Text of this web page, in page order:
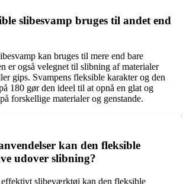
slibesvamp bruges til andet end
kan bruges til mere end bare
er også velegnet til slibning af materialer
gips. Svampens fleksible karakter og den
180 gør den ideel til at opnå en glat og
forskellige materialer og genstande.
kan den fleksible
udover slibning?
slibeværktøj kan den fleksible